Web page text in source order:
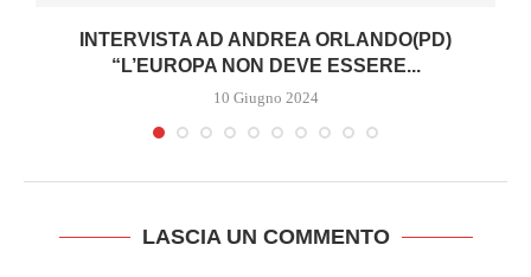
INTERVISTA AD ANDREA ORLANDO(PD)
“L’EUROPA NON DEVE ESSERE...
10 Giugno 2024
LASCIA UN COMMENTO